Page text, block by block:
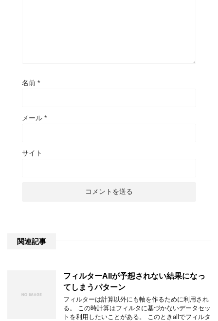
名前 *
メール *
サイト
関連記事
フィルターAllが予想されない結果になっ
てしまうパターン
フィルターは計算以外にも軸を作るために利用され
る。 この時計算はフィルタに基づかないデータセッ
トを利用したいことがある。 このときallでフィルタ